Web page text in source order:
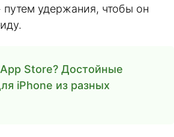
путем удержания, чтобы он
Store? Достойные
iPhone из разных